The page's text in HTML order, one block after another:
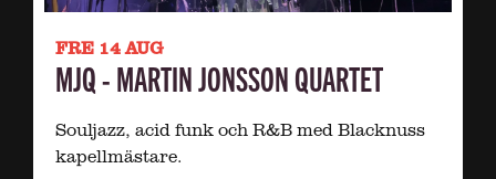
FRE 14 AUG
MJQ - MARTIN JONSSON QUARTET
Souljazz, acid funk och R&B med Blacknuss
kapellmästare.